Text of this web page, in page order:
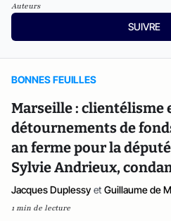
Auteurs
SUIVRE
BONNES FEUILLES
Marseille : clientélisme
détournements de
an ferme pour la
Sylvie Andrieux,
Jacques Duplessy et Guillaume de
1 min de lecture